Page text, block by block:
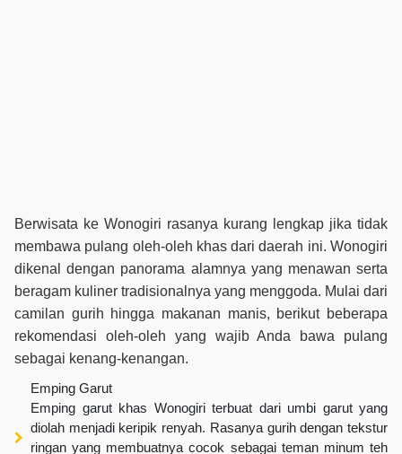
Berwisata ke Wonogiri rasanya kurang lengkap jika tidak
membawa pulang oleh-oleh khas dari daerah ini. Wonogiri
dikenal dengan panorama alamnya yang menawan serta
beragam kuliner tradisionalnya yang menggoda. Mulai dari
camilan gurih hingga makanan manis, berikut beberapa
rekomendasi oleh-oleh yang wajib Anda bawa pulang
sebagai kenang-kenangan.
Emping Garut
Emping garut khas Wonogiri terbuat dari umbi garut yang
diolah menjadi keripik renyah. Rasanya gurih dengan tekstur
ringan yang membuatnya cocok sebagai teman minum teh